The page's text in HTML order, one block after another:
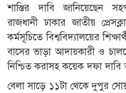
শাস্তির দাবি জানিয়েছেন
রাজধানী ঢাকার জাতীয়
কর্মসূচিতে বিশ্ববিদ্যালয়ের
বাসের ভাড়া আদায়কারী ও
নিশ্চিত করাসহ কয়েক দফা দাবি
বেলা সাড়ে ১১টা থেকে দুপুর